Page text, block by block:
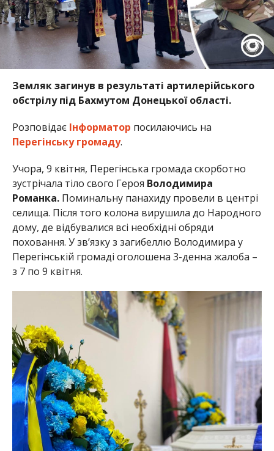
Земляк загинув в результаті артилерійського
обстрілу під Бахмутом Донецької області.
Розповідає Інформатор посилаючись на
Перегінську громаду.
Учора, 9 квітня, Перегінська громада скорботно
зустрічала тіло свого Героя Володимира
Романка.Поминальну панахиду провели в центрі
селища. Після того колона вирушила до Народного
дому, де відбувалися всі необхідні обряди
поховання. У зв’язку з загибеллю Володимира у
Перегінській громаді оголошена 3-денна жалоба –
з 7 по 9 квітня.